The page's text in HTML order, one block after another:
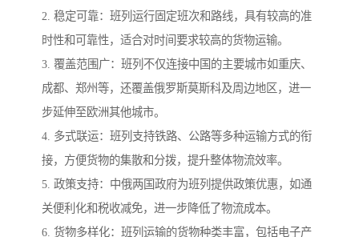
2. 稳定可靠：班列运行固定班次和路线，具有较高的准
时性和可靠性，适合对时间要求较高的货物运输。
3. 覆盖范围广：班列不仅连接中国的主要城市如重庆、
成都、郑州等，还覆盖俄罗斯莫斯科及周边地区，进一
步延伸至欧洲其他城市。
4. 多式联运：班列支持铁路、公路等多种运输方式的衔
接，方便货物的集散和分拨，提升整体物流效率。
5. 政策支持：中俄两国政府为班列提供政策优惠，如通
关便利化和税收减免，进一步降低了物流成本。
6. 货物多样化：班列运输的货物种类丰富，包括电子产